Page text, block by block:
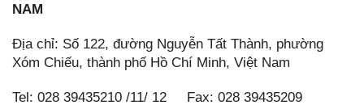
NAM
Địa chỉ: Số 122, đường Nguyễn Tất Thành, phường
Xóm Chiếu, thành phố Hồ Chí Minh, Việt Nam
Tel: 028 39435210 /11/ 12 Fax: 028 39435209